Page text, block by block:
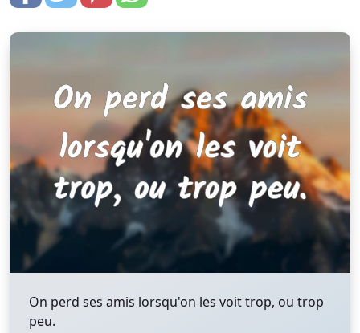
On perd ses amis lorsqu'on les voit trop, ou trop
peu.